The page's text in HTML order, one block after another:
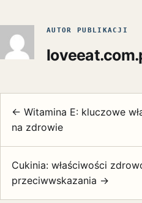
AUTOR PUBLIKACJI
← Witamina E: kluczowe
na zdrowie
Cukinia: właściwości
przeciwwskazania →